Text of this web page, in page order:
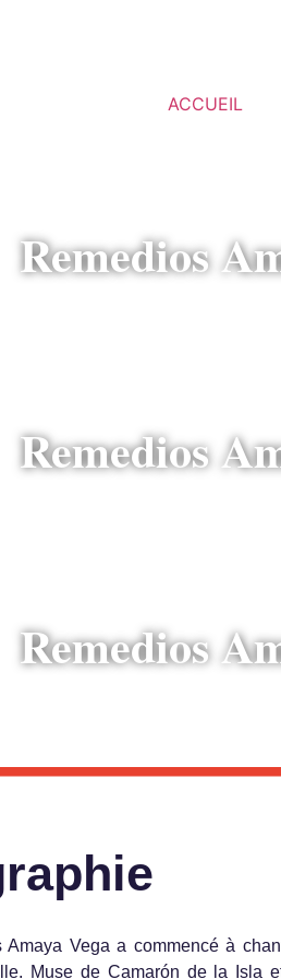
ACCUEIL
Remedios
Remedios
Remedios
Vega a commencé à
Muse de Camarón de la Isla